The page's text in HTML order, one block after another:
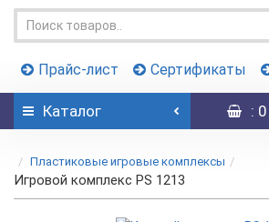
Прайс-лист Сертификаты
Каталог : 0
Пластиковые игровые комплексы
Игровой комплекс PS 1213